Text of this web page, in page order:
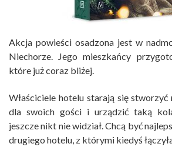
Akcja powieści osadzona jest w
Niechorze. Jego mieszkańcy
które już coraz bliżej.
Właściciele hotelu starają się
dla swoich gości i urządzić taką
jeszcze nikt nie widział. Chcą być
drugiego hotelu, z którymi kiedyś